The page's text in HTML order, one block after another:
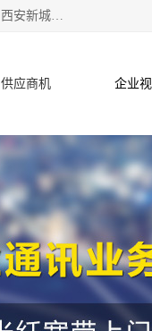
公司主要经营西安电信宽带安装,西安光纤专线安装,西安宽带安装,西安宽带办理,西安联通宽带安装,西安移动宽带安装, 西安新城赛派通讯商行从事西安地区的联通，移动，电信宽带安装，光纤专线安装，宽带办理等业务
供应商机 企业
客户案例 联系